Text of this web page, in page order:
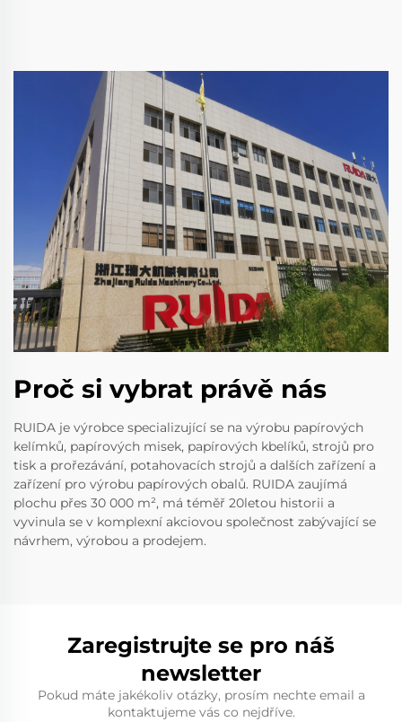
Proč si vybrat právě nás
RUIDA je výrobce specializující se na výrobu papírových
kelímků, papírových misek, papírových kbelíků, strojů pro
tisk a prořezávání, potahovacích strojů a dalších zařízení a
zařízení pro výrobu papírových obalů. RUIDA zaujímá
plochu přes 30 000 m², má téměř 20letou historii a
vyvinula se v komplexní akciovou společnost zabývající se
návrhem, výrobou a prodejem.
Zaregistrujte se pro náš
newsletter
Pokud máte jakékoliv otázky, prosím nechte email a
kontaktujeme vás co nejdříve.